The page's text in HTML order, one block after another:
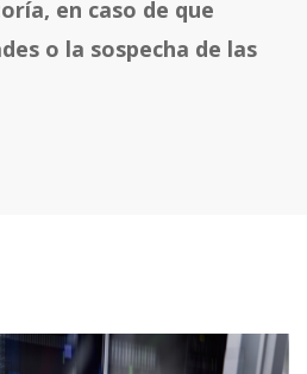
en caso de que
o la sospecha de las